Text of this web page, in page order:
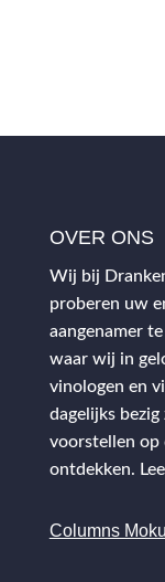
OVER ONS
Wij bij
proberen uw
aangenamer
waar wij in
vinologen en
dagelijks
voorstellen op
ontdekken.
Columns